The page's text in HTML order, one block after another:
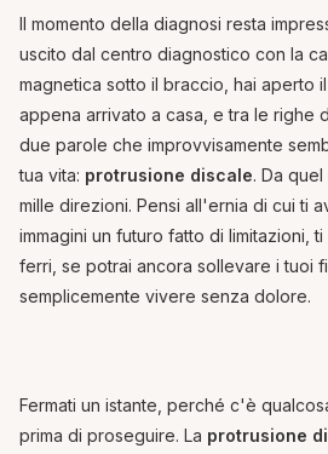
Il momento della diagnosi resta
uscito dal centro diagnostico con la
magnetica sotto il braccio, hai aperto
appena arrivato a casa, e tra le righe
due parole che improvvisamente
tua vita: protrusione discale. Da
mille direzioni. Pensi all'ernia di cui ti
immagini un futuro fatto di limitazioni,
ferri, se potrai ancora sollevare i tuoi
semplicemente vivere senza dolore.
Fermati un istante, perché c'è
prima di proseguire. La protrusione